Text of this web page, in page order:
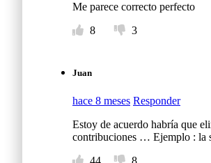
Me parece correcto perfecto
8
3
Juan
hace 8 meses Responder
Estoy de acuerdo habría que
contribuciones … Ejemplo : la
44
8